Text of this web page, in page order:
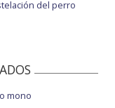
del perro
mono